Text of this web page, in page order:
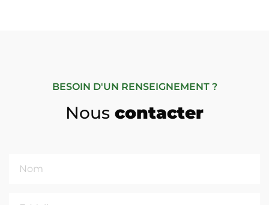
BESOIN D'UN RENSEIGNEMENT ?
Nous contacter